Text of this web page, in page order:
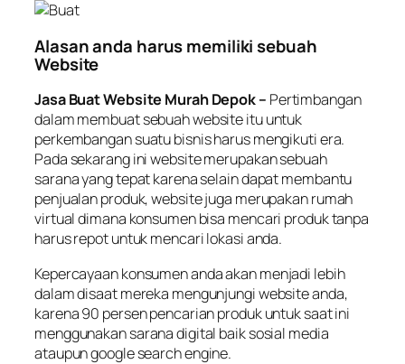
Alasan anda harus memiliki sebuah
Website
Jasa Buat Website Murah Depok – Pertimbangan
dalam membuat sebuah website itu untuk
perkembangan suatu bisnis harus mengikuti era.
Pada sekarang ini website merupakan sebuah
sarana yang tepat karena selain dapat membantu
penjualan produk, website juga merupakan rumah
virtual dimana konsumen bisa mencari produk tanpa
harus repot untuk mencari lokasi anda.
Kepercayaan konsumen anda akan menjadi lebih
dalam disaat mereka mengunjungi website anda,
karena 90 persen pencarian produk untuk saat ini
menggunakan sarana digital baik sosial media
ataupun google search engine.